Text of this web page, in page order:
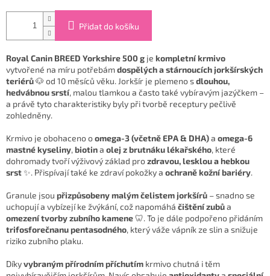
Přidat do košíku
Royal Canin BREED Yorkshire 500 g je kompletní krmivo
vytvořené na míru potřebámdospělých a stárnoucích jorkšírských
teriérů🐶 od 10 měsíců věku. Jorkšír je plemeno sdlouhou,
hedvábnou srstí, malou tlamkou a často také vybíravým jazýčkem –
a právě tyto charakteristiky byly při tvorbě receptury pečlivě
zohledněny.
Krmivo je obohaceno oomega-3 (včetně EPA & DHA)a omega-6
mastné kyseliny, biotina olej z brutnáku lékařského, které
dohromady tvoří výživový základ prozdravou, lesklou a hebkou
srst✨. Přispívají také ke zdraví pokožky a ochraně kožní bariéry.
Granule jsou přizpůsobeny malým čelistem jorkšírů – snadno se
uchopují a vybízejí ke žvýkání, což napomáhá čištění zubůa
omezení tvorby zubního kamene 🦷. To je dále podpořeno přidáním
trifosforečnanu pentasodného, který váže vápník ze slin a snižuje
riziko zubního plaku.
Díkyvybraným přírodním příchutím krmivo chutná i těm